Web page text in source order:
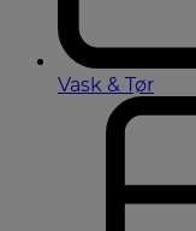
Vask & Tør